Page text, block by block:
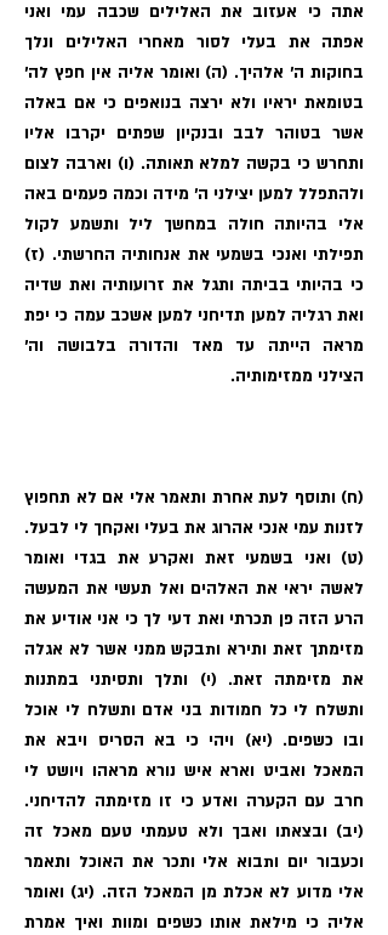
אתה כי אעזוב את האלילים שכבה עמי ואני
אפתה את בעלי לסור מאחרי האלילים ונלך
בחוקות ה׳ אלהיך. (ה) ואומר אליה אין חפץ לה׳
בטומאת יראיו ולא ירצה בנואפים כי אם באלה
אשר בטוהר לבב ובנקיון שפתים יקרבו אליו
ותחרש כי בקשה למלא תאותה. (ו) וארבה לצום
ולהתפלל למען יצילני ה׳ מידה וכמה פעמים באה
אלי בהיותה חולה במחשך ליל ותשמע לקול
תפילתי ואנכי בשמעי את אנחותיה החרשתי. (ז)
כי בהיותי בביתה ותגל את זרועותיה ואת שדיה
ואת רגליה למען תדיחני למען אשכב עמה כי יפת
מראה הייתה עד מאד והדורה בלבושה וה׳
הצילני ממזימותיה.
(ח) ותוסף לעת אחרת ותאמר אלי אם לא תחפוץ
לזנות עמי אנכי אהרוג את בעלי ואקחך לי לבעל.
(ט) ואני בשמעי זאת ואקרע את בגדי ואומר
לאשה יראי את האלהים ואל תעשי את המעשה
הרע הזה פן תכרתי ואת דעי לך כי אני אודיע את
מזימתך זאת ותירא ותבקש ממני אשר לא אגלה
את מזימתה זאת. (י) ותלך ותסיתני במתנות
ותשלח לי כל חמודות בני אדם ותשלח לי אוכל
ובו כשפים. (יא) ויהי כי בא הסריס ויבא את
המאכל ואביט וארא איש נורא מראהו ויושט לי
חרב עם הקערה ואדע כי זו מזימתה להדיחני.
(יב) ובצאתו ואבך ולא טעמתי טעם מאכל זה
וכעבור יום ותבוא אלי ותכר את האוכל ותאמר
אלי מדוע לא אכלת מן המאכל הזה. (יג) ואומר
אליה כי מילאת אותו כשפים ומוות ואיך אמרת